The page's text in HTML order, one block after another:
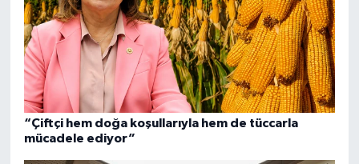
“Çiftçi hem doğa koşullarıyla hem de tüccarla
mücadele ediyor”